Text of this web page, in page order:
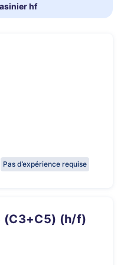
hf
Pas d’expérience requise
(C3+C5) (h/f)